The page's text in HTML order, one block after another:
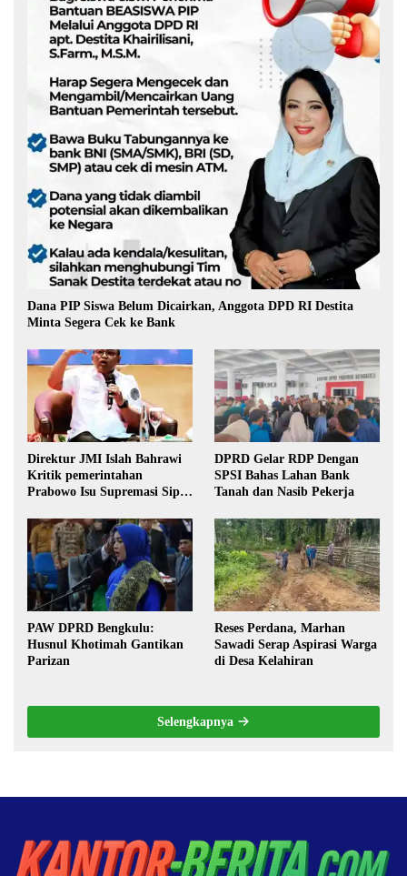
Dana PIP Siswa Belum Dicairkan, Anggota DPD RI Destita
Minta Segera Cek ke Bank
Direktur JMI Islah Bahrawi
Kritik pemerintahan
Prabowo Isu Supremasi Sipil,
Pilkada oleh DPRD
DPRD Gelar RDP Dengan
SPSI Bahas Lahan Bank
Tanah dan Nasib Pekerja
PAW DPRD Bengkulu:
Husnul Khotimah Gantikan
Parizan
Reses Perdana, Marhan
Sawadi Serap Aspirasi Warga
di Desa Kelahiran
Selengkapnya